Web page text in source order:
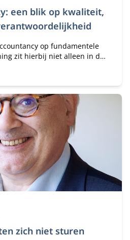
een blik op kwaliteit,
op fundamentele
zit hierbij niet alleen in de
zich niet sturen